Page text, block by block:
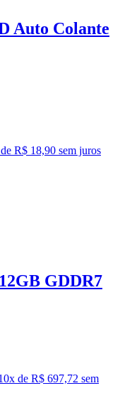
Auto Colante
R$ 18,90 sem juros
GDDR7
x de R$ 697,72 sem